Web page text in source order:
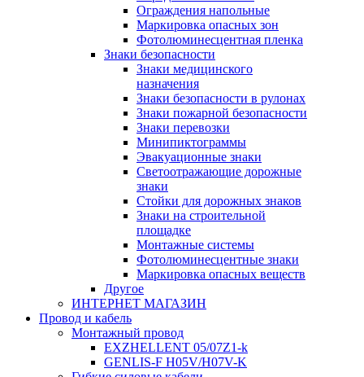
Ограждения напольные
Маркировка опасных зон
Фотолюминесцентная пленка
Знаки безопасности
Знаки медицинского
назначения
Знаки безопасности в рулонах
Знаки пожарной безопасности
Знаки перевозки
Минипиктограммы
Эвакуационные знаки
Светоотражающие дорожные
знаки
Стойки для дорожных знаков
Знаки на строительной
площадке
Монтажные системы
Фотолюминесцентные знаки
Маркировка опасных веществ
Другое
ИНТЕРНЕТ МАГАЗИН
Провод и кабель
Монтажный провод
EXZHELLENT 05/07Z1-k
GENLIS-F Н05V/H07V-K